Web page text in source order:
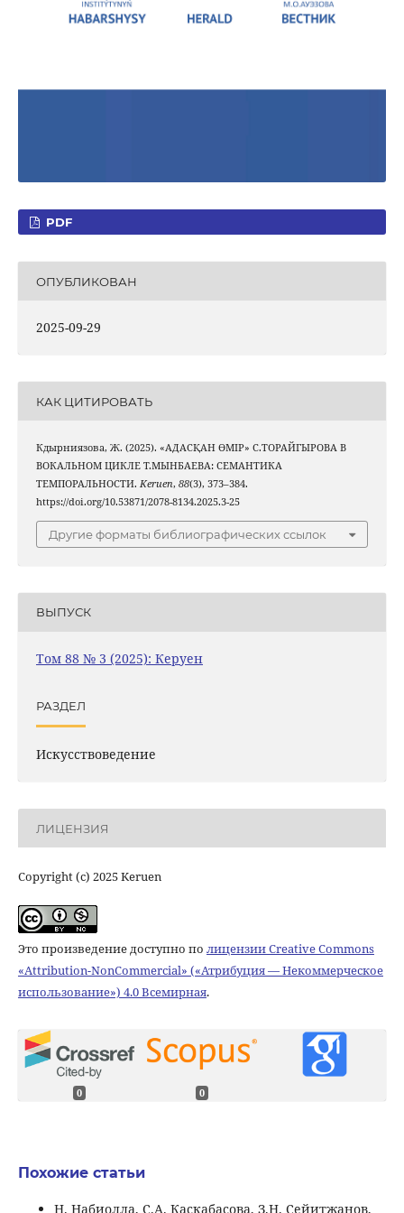
PDF
ОПУБЛИКОВАН
2025-09-29
КАК ЦИТИРОВАТЬ
Кдырниязова, Ж. (2025). «АДАСҚАН ӨМІР» С.ТОРАЙГЫРОВА В
ВОКАЛЬНОМ ЦИКЛЕ Т.МЫНБАЕВА: СЕМАНТИКА
ТЕМПОРАЛЬНОСТИ. Keruen, 88(3), 373–384.
https://doi.org/10.53871/2078-8134.2025.3-25
Другие форматы библиографических ссылок
ВЫПУСК
Том 88 № 3 (2025): Керуен
РАЗДЕЛ
Искусствоведение
ЛИЦЕНЗИЯ
Copyright (c) 2025 Keruen
Это произведение доступно по лицензии Creative Commons
«Attribution-NonCommercial» («Атрибуция — Некоммерческое
использование») 4.0 Всемирная.
0 0
Похожие статьи
Н. Набиолла, C.А. Каскабасова, З.Н. Сейитжанов,